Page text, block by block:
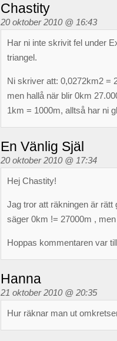
Chastity
20 oktober 2010 @ 16:43
Har ni inte skrivit fel under
triangel.
Ni skriver att: 0,0272km2 =
men hallå när blir 0km
1km = 1000m, alltså har ni
En Vänlig Själ
20 oktober 2010 @ 17:34
Hej Chastity!
Jag tror att räkningen är
säger 0km != 27000m ,
Hoppas kommentaren var
Hanna
21 oktober 2010 @ 20:35
Hur räknar man ut